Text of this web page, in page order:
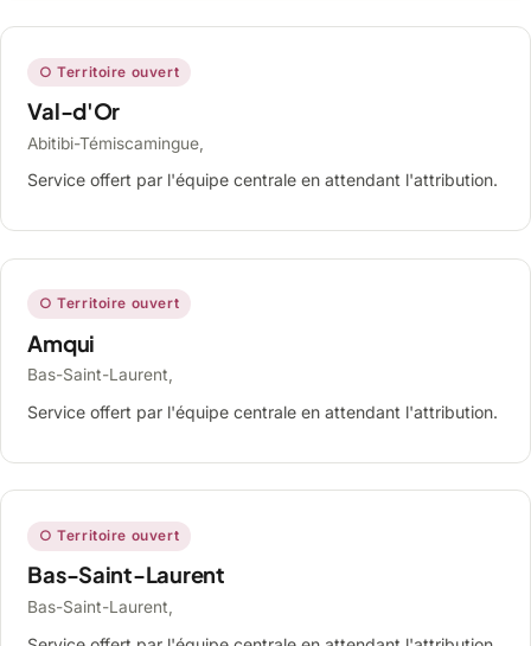
○ Territoire ouvert
Val-d'Or
Abitibi-Témiscamingue,
Service offert par l'équipe centrale en attendant l'attribution.
○ Territoire ouvert
Amqui
Bas-Saint-Laurent,
Service offert par l'équipe centrale en attendant l'attribution.
○ Territoire ouvert
Bas-Saint-Laurent
Bas-Saint-Laurent,